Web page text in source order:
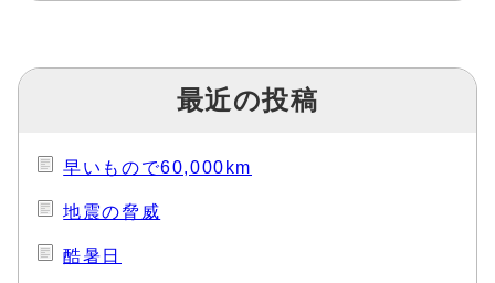
最近の投稿
早いもので60,000km
地震の脅威
酷暑日